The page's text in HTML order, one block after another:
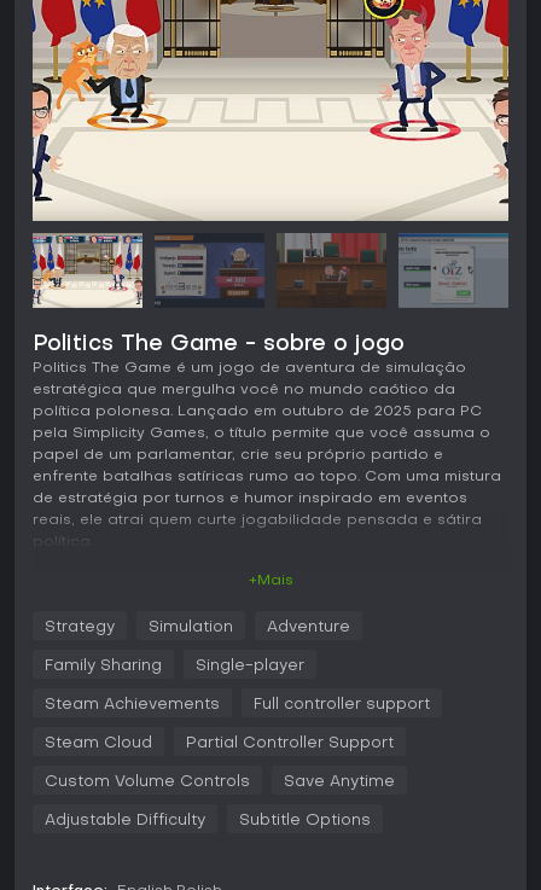
Politics The Game - sobre o jogo
Politics The Game é um jogo de aventura de simulação
estratégica que mergulha você no mundo caótico da
política polonesa. Lançado em outubro de 2025 para PC
pela Simplicity Games, o título permite que você assuma o
papel de um parlamentar, crie seu próprio partido e
enfrente batalhas satíricas rumo ao topo. Com uma mistura
de estratégia por turnos e humor inspirado em eventos
reais, ele atrai quem curte jogabilidade pensada e sátira
política.
gerenciar a popularidade e a dignidade do seu
personagem enquanto sobe na hierarquia política. Você
turnos que exigem decisões estratégicas. Cada ação
especiais como soterrar rivais em esterco ou usar o Cajado
cabeças e minigames trazem variedade, desafiando
reflexos e criatividade. É possível convocar aliados para
apoios decisivos, como pedir um doce de Wadowice ou
+Mais
Strategy Simulation Adventure
Family Sharing Single-player
Steam Achievements Full controller support
Steam Cloud Partial Controller Support
Custom Volume Controls Save Anytime
Adjustable Difficulty Subtitle Options